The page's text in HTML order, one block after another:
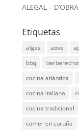
ALEGAL – D’OBRA
Etiquetas
algas aove
bbq
cocina atlántica
cocina italiana
cocina tradicional
comer en coruña